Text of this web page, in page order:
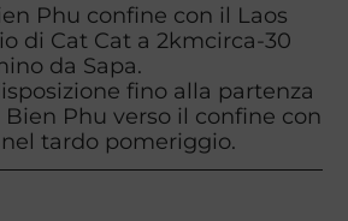
Phu confine con il Laos
di Cat Cat a 2kmcirca-30
da Sapa.
fino alla partenza
Phu verso il confine con
tardo pomeriggio.